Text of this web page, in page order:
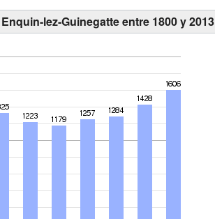
lez-Guinegatte entre 1800 y 2013